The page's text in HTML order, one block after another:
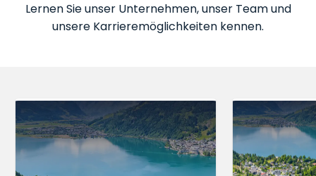
Lernen Sie unser Unternehmen, unser Team und
unsere Karrieremöglichkeiten kennen.